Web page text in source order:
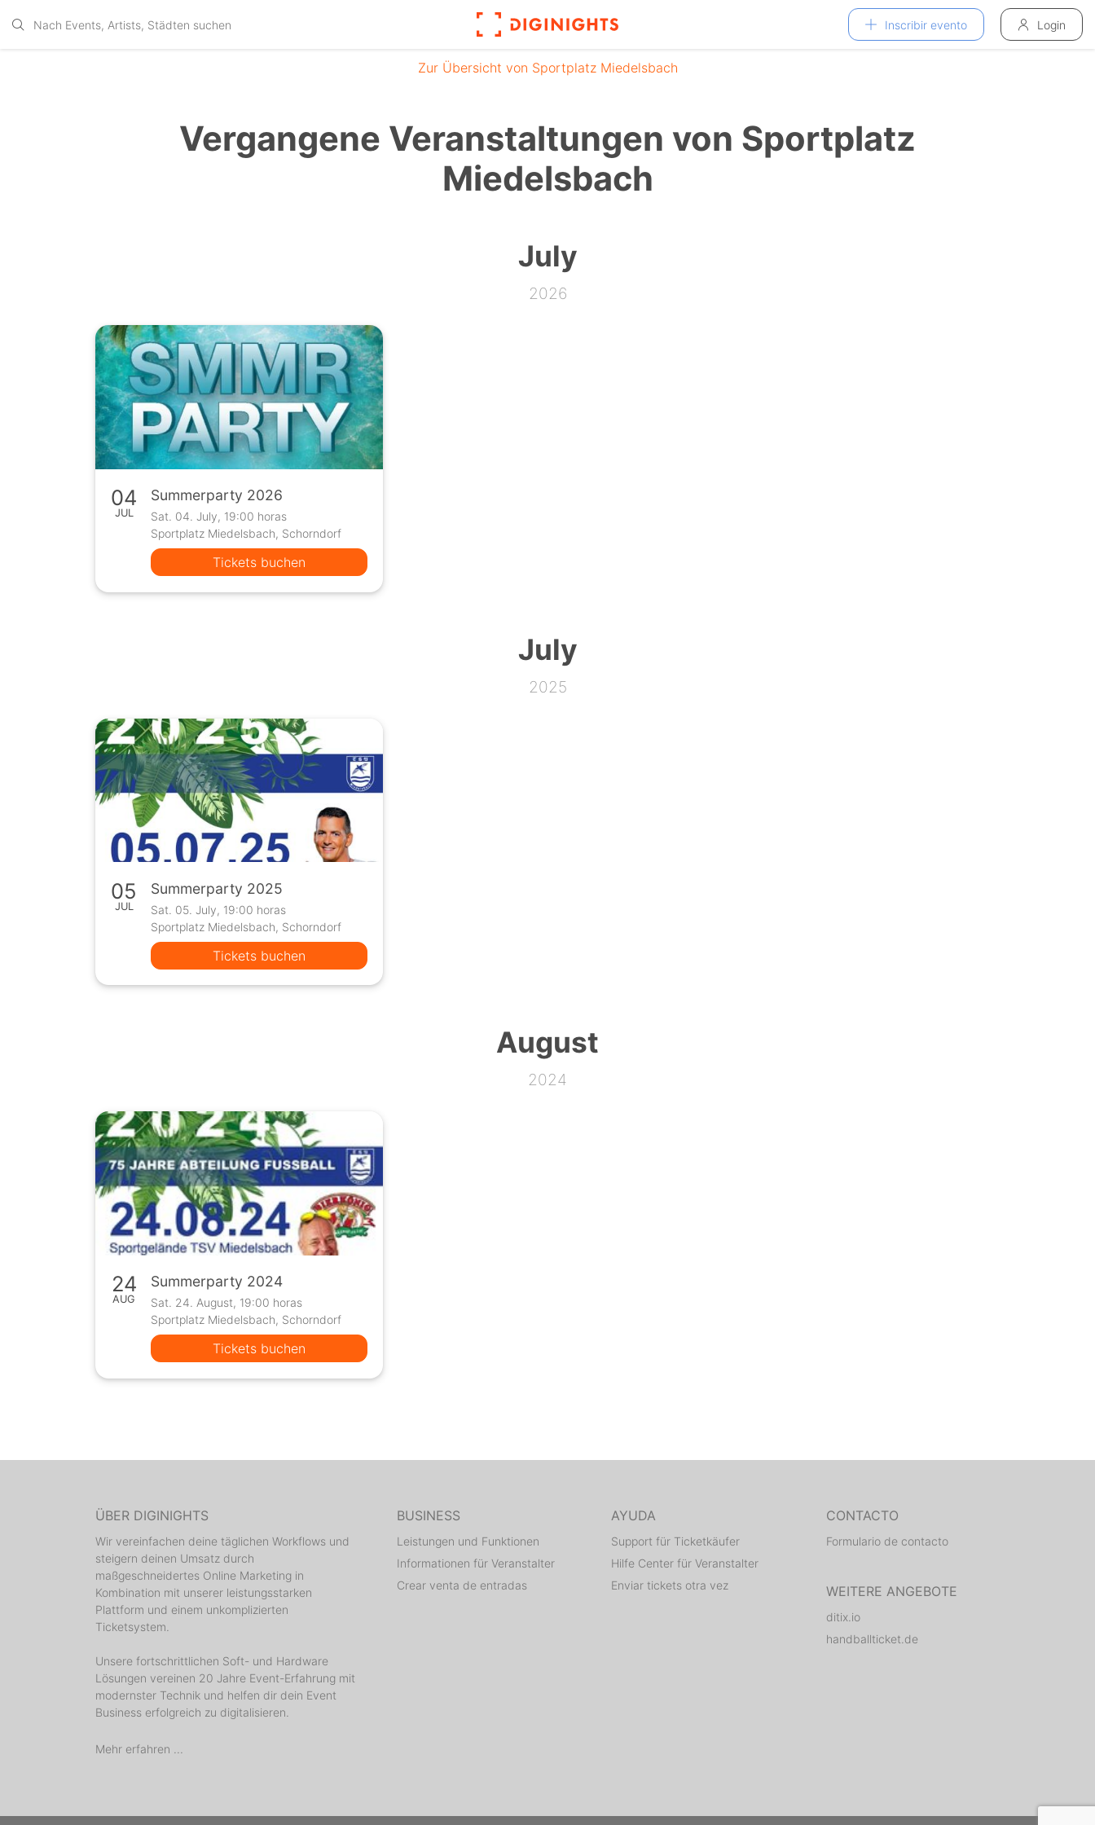
Inscribir evento Login
Zur Übersicht von Sportplatz Miedelsbach
Vergangene Veranstaltungen von Sportplatz
Miedelsbach
July
2026
04
JUL
Summerparty 2026
Sat. 04. July, 19:00 horas
Sportplatz Miedelsbach, Schorndorf
Tickets buchen
July
2025
05
JUL
Summerparty 2025
Sat. 05. July, 19:00 horas
Sportplatz Miedelsbach, Schorndorf
Tickets buchen
August
2024
24
AUG
Summerparty 2024
Sat. 24. August, 19:00 horas
Sportplatz Miedelsbach, Schorndorf
Tickets buchen
ÜBER DIGINIGHTS
Wir vereinfachen deine täglichen Workflows und
steigern deinen Umsatz durch
maßgeschneidertes Online Marketing in
Kombination mit unserer leistungsstarken
Plattform und einem unkomplizierten
Ticketsystem.
Unsere fortschrittlichen Soft- und Hardware
Lösungen vereinen 20 Jahre Event-Erfahrung mit
modernster Technik und helfen dir dein Event
Business erfolgreich zu digitalisieren.
Mehr erfahren ...
BUSINESS
Leistungen und Funktionen
Informationen für Veranstalter
Crear venta de entradas
AYUDA
Support für Ticketkäufer
Hilfe Center für Veranstalter
Enviar tickets otra vez
CONTACTO
Formulario de contacto
WEITERE ANGEBOTE
ditix.io
handballticket.de